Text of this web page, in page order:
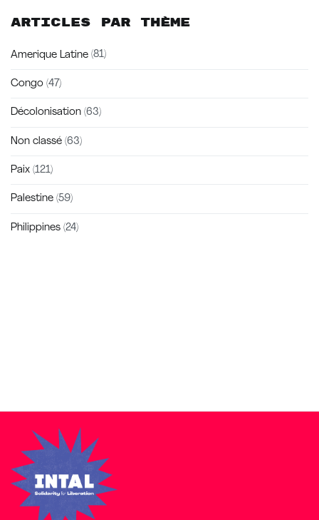
Articles par thème
Amerique Latine (81)
Congo (47)
Décolonisation (63)
Non classé (63)
Paix (121)
Palestine (59)
Philippines (24)